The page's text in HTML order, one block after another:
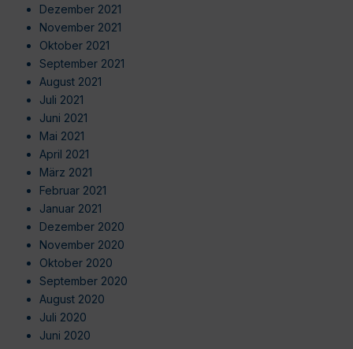
Dezember 2021
November 2021
Oktober 2021
September 2021
August 2021
Juli 2021
Juni 2021
Mai 2021
April 2021
März 2021
Februar 2021
Januar 2021
Dezember 2020
November 2020
Oktober 2020
September 2020
August 2020
Juli 2020
Juni 2020